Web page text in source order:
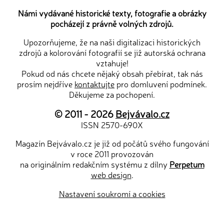
Námi vydávané historické texty, fotografie a obrázky
pocházejí z právně volných zdrojů.
Upozorňujeme, že na naši digitalizaci historických
zdrojů a kolorování fotografií se již autorská ochrana
vztahuje!
Pokud od nás chcete nějaký obsah přebírat, tak nás
prosím nejdříve kontaktujte pro domluvení podmínek.
Děkujeme za pochopení.
© 2011 - 2026Bejvávalo.cz
ISSN 2570-690X
Magazín Bejvávalo.cz je již od počátů svého fungování
v roce 2011 provozován
na originálním redakčním systému z dílny Perpetum
web design.
Nastavení soukromí a cookies